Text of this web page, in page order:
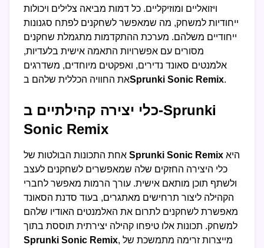
ויזואליים ומוזיקליים. כל דמות מביאה צלילים ויכולות
ייחודיות למשחק, מה שמאפשר לשחקנים לפתח סגנונות
ייחודיים משלהם. מערכת ההתקדמות מתגמלת שחקנים
מסורים עם אפשרויות התאמה אישית בלעדיות,
אלמנטים סאונד נדירים, ואפקטים מיוחדים, משדרגים
את החוויה הכללית שלהם בSprunki Sonic Remix.
כלי יצירה קהילתיים ב-Sprunki
Sonic Remix
Sprunki Sonic Remix
כלי היצירה החזקים שלה שמאפשרים לשחקנים לעצב
ולשתף תוכן מותאם אישית. עורך הרמות מאפשר לחברי
הקהילה ליצור תרחישים מאתגרים, בעוד סדנת הסאונד
מאפשרת לשחקנים לתרום את האלמנטים האודיו שלהם
למשחק. תכונות אלו טיפחו קהילה יצירתית תוססת בתוך
Sprunki Sonic Remix, מייצרות זרימה מתמשכת של